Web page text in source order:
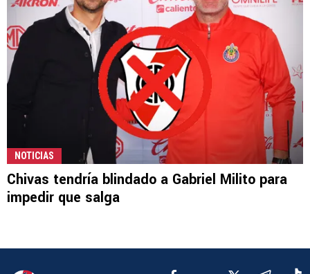
NOTICIAS
Chivas tendría blindado a Gabriel Milito para
impedir que salga